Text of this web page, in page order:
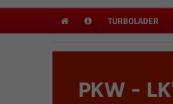
TURBOLADER